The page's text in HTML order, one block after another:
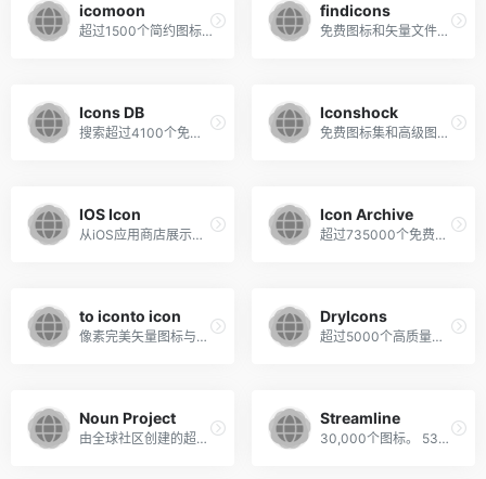
icomoon
超过1500个简约图标库，以及一个免费的HTML5应用程序
findicons
免费图标和矢量文件，搜索超过2,000个图标包中的300,000个免费图标
Icons DB
搜索超过4100个免费图标。ICONSDB让您自定义和下载图标。按类别浏览图标。
Iconshock
免费图标集和高级图标与矢量源和psd源，准备好web或软件应用程序。
IOS Icon
从iOS应用商店展示漂亮的图标设计
Icon Archive
超过735000个免费图标。浏览类别，艺术家，流行度，日期图标。组织和分享你的最爱。
to iconto icon
像素完美矢量图标与个性，免费供您使用
DryIcons
超过5000个高质量的网页和矢量图标，以及超过1700个用于设计人员和开发人员的矢量图形
Noun Project
由全球社区创建的超过一百万个策划图标。
Streamline
30,000个图标。 53个类别。 720个子类别。 世界上最大的图标库。